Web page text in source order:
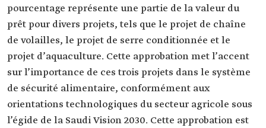
pourcentage représente une partie de la valeur du
prêt pour divers projets, tels que le projet de chaîne
de volailles, le projet de serre conditionnée et le
projet d’aquaculture. Cette approbation met l’accent
sur l’importance de ces trois projets dans le système
de sécurité alimentaire, conformément aux
orientations technologiques du secteur agricole sous
l’égide de la Saudi Vision 2030. Cette approbation est